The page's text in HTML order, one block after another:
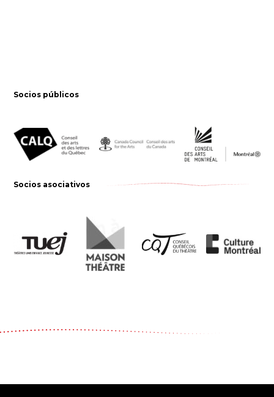
Socios públicos
Socios asociativos